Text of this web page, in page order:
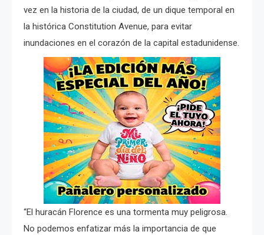
vez en la historia de la ciudad, de un dique temporal en
la histórica Constitution Avenue, para evitar
inundaciones en el corazón de la capital estadunidense.
“El huracán Florence es una tormenta muy peligrosa.
No podemos enfatizar más la importancia de que